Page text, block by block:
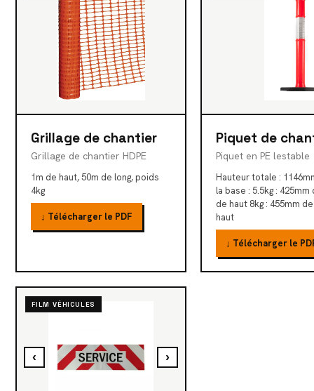
Grillage de chantier
Grillage de chantier HDPE
1m de haut, 50m de long, poids
4kg
↓ Télécharger le PDF
Piquet de
Piquet en PE lestable
Hauteur totale :
la base : 5.5kg : 425mm
de haut 8kg : 455mm
haut
↓ Télécharger le
FILM VÉHICULES
‹ ›